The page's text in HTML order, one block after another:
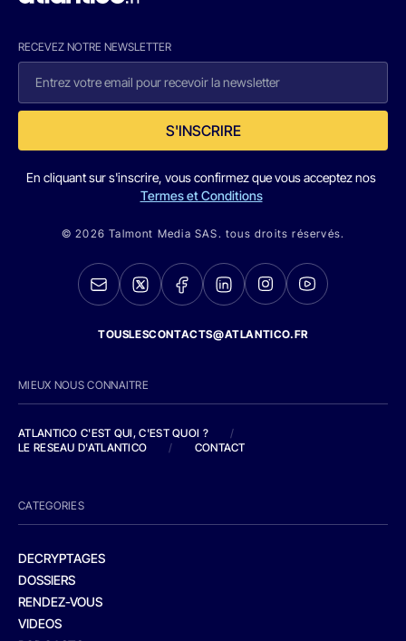
RECEVEZ NOTRE NEWSLETTER
S'INSCRIRE
En cliquant sur s'inscrire, vous confirmez que vous acceptez nos
Termes et Conditions
© 2026 Talmont Media SAS. tous droits réservés.
TOUSLESCONTACTS@ATLANTICO.FR
MIEUX NOUS CONNAITRE
ATLANTICO C'EST QUI, C'EST QUOI ?
/
LE RESEAU D'ATLANTICO
/ CONTACT
CATEGORIES
DECRYPTAGES
DOSSIERS
RENDEZ-VOUS
VIDEOS